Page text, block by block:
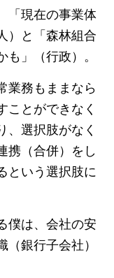
「現在の事業体
）と「森林組合
」（行政）。
業務もままなら
ことができなく
、選択肢がなく
携（合併）をし
という選択肢に
僕は、会社の安
銀行子会社）